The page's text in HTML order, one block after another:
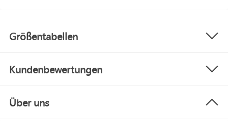
Größentabellen
Kundenbewertungen
Über uns